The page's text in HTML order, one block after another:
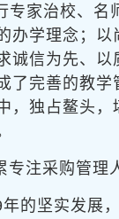
家治校、名
办学理念；以
诚信为先、以
了完善的教学
，独占鳌头，
注采购管理
的坚实发展